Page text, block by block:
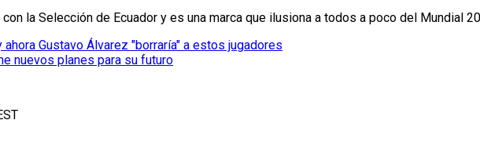
la Selección de Ecuador y es una marca que ilusiona a todos a poco del Mundial
Gustavo Álvarez "borraría" a estos jugadores
nuevos planes para su futuro